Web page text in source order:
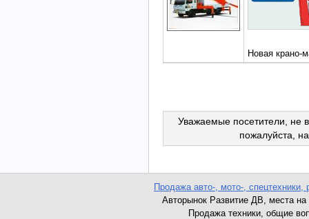
Новая крано-
Уважаемые посетители, не
пожалуйста,
Продажа авто-, мото-, спецтехники,
Авторынок Развитие ДВ, места на
Продажа техники, общие